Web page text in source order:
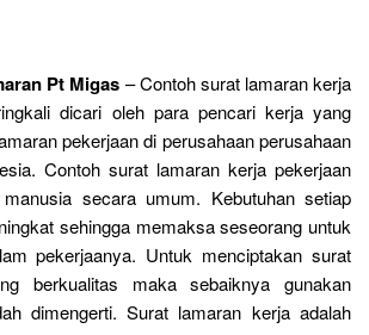
Pt Migas – Contoh surat lamaran kerja
dicari oleh para pencari kerja yang
pekerjaan di perusahaan perusahaan
Contoh surat lamaran kerja pekerjaan
secara umum. Kebutuhan setiap
sehingga memaksa seseorang untuk
pekerjaanya. Untuk menciptakan surat
berkualitas maka sebaiknya gunakan
dimengerti. Surat lamaran kerja adalah